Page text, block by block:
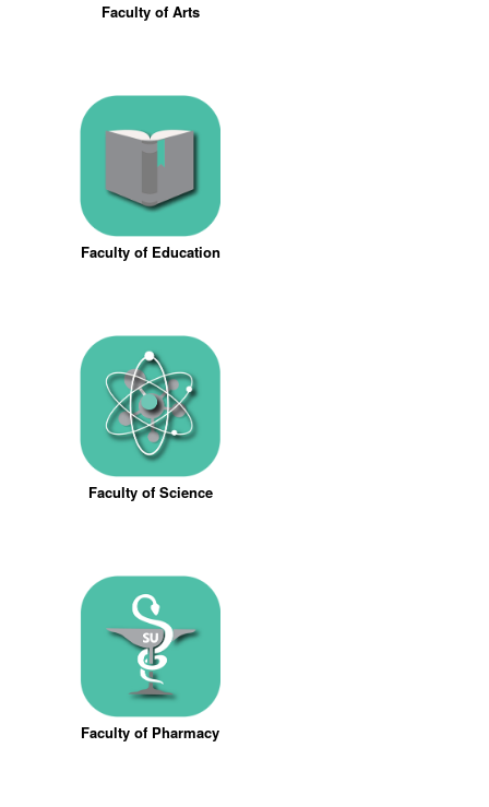
Faculty of Arts
Faculty of Education
Faculty of Science
Faculty of Pharmacy